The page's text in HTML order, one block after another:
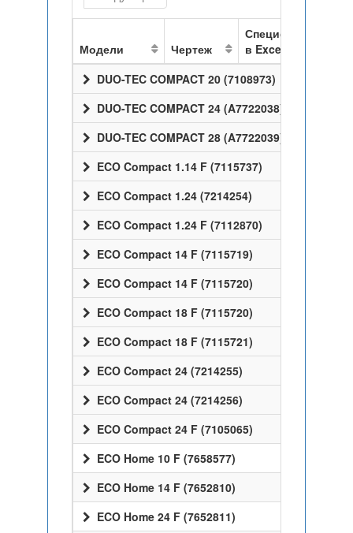
Модели Чертеж
Спецификация
в Excel
DUO-TEC COMPACT 20 (7108973)
DUO-TEC COMPACT 24 (A7722038)
DUO-TEC COMPACT 28 (A7722039)
ECO Compact 1.14 F (7115737)
ECO Compact 1.24 (7214254)
ECO Compact 1.24 F (7112870)
ECO Compact 14 F (7115719)
ECO Compact 14 F (7115720)
ECO Compact 18 F (7115720)
ECO Compact 18 F (7115721)
ECO Compact 24 (7214255)
ECO Compact 24 (7214256)
ECO Compact 24 F (7105065)
ECO Home 10 F (7658577)
ECO Home 14 F (7652810)
ECO Home 24 F (7652811)